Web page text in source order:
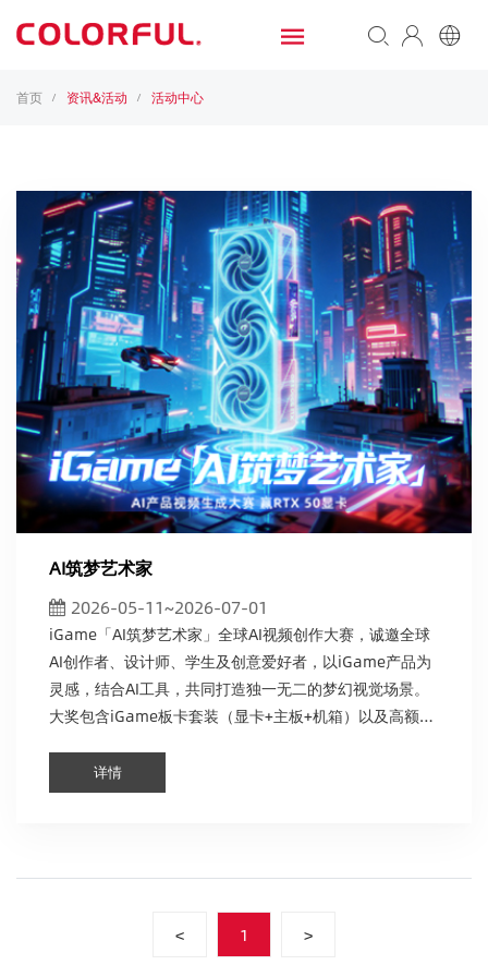
首页 / 资讯&活动 / 活动中心
AI筑梦艺术家
2026-05-11~2026-07-01
iGame「AI筑梦艺术家」全球AI视频创作大赛，诚邀全球
AI创作者、设计师、学生及创意爱好者，以iGame产品为
灵感，结合AI工具，共同打造独一无二的梦幻视觉场景。
大奖包含iGame板卡套装（显卡+主板+机箱）以及高额京
详情
< 1 >